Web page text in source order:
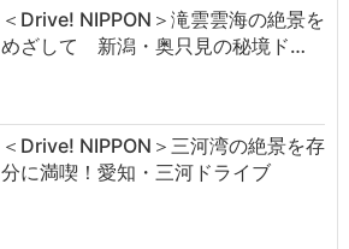
＜Drive! NIPPON＞滝雲雲海の絶景を
めざして 新潟・奥只見の秘境ド…
＜Drive! NIPPON＞三河湾の絶景を存
分に満喫！愛知・三河ドライブ